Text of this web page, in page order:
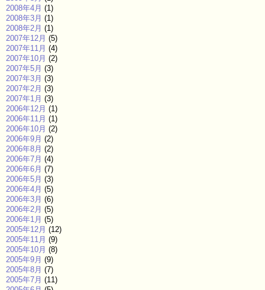
2008年4月 (1)
2008年3月 (1)
2008年2月 (1)
2007年12月 (5)
2007年11月 (4)
2007年10月 (2)
2007年5月 (3)
2007年3月 (3)
2007年2月 (3)
2007年1月 (3)
2006年12月 (1)
2006年11月 (1)
2006年10月 (2)
2006年9月 (2)
2006年8月 (2)
2006年7月 (4)
2006年6月 (7)
2006年5月 (3)
2006年4月 (5)
2006年3月 (6)
2006年2月 (5)
2006年1月 (5)
2005年12月 (12)
2005年11月 (9)
2005年10月 (8)
2005年9月 (9)
2005年8月 (7)
2005年7月 (11)